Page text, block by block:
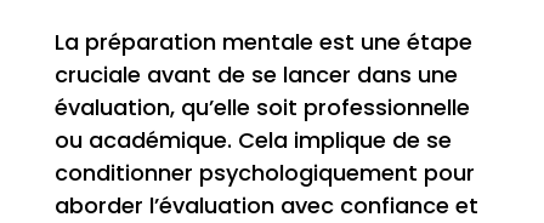
La préparation mentale est une étape
cruciale avant de se lancer dans une
évaluation, qu’elle soit professionnelle
ou académique. Cela implique de se
conditionner psychologiquement pour
aborder l’évaluation avec confiance et